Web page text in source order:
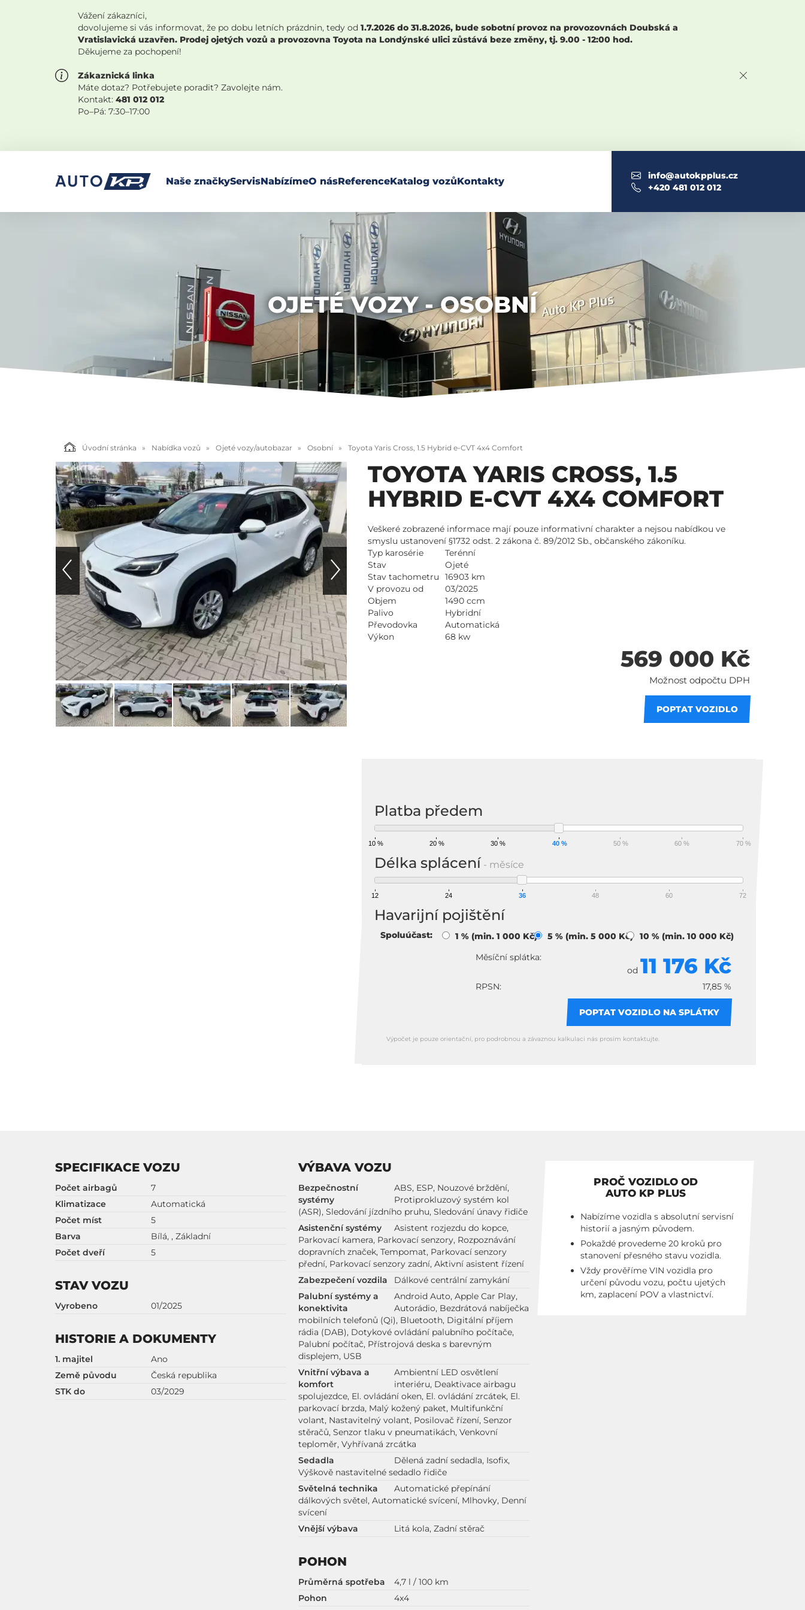
Vážení zákazníci,
dovolujeme si vás informovat, že po dobu letních prázdnin, tedy od 1.7.2026 do 31.8.2026, bude sobotní provoz na provozovnách Doubská a
Vratislavická uzavřen. Prodej ojetých vozů a provozovna Toyota na Londýnské ulici zůstává beze změny, tj. 9.00 - 12:00 hod.
Děkujeme za pochopení!
Zákaznická linka
Máte dotaz? Potřebujete poradit? Zavolejte nám.
Kontakt: 481 012 012
Po–Pá: 7:30–17:00
Naše značkyServisNabízímeO násReferenceKatalog vozůKontakty
info@autokpplus.cz
+420 481 012 012
OJETÉ VOZY - OSOBNÍ
Úvodní stránka Nabídka vozů Ojeté vozy/autobazar Osobní Toyota Yaris Cross, 1.5 Hybrid e-CVT 4x4 Comfort
TOYOTA YARIS CROSS, 1.5
HYBRID E-CVT 4X4 COMFORT
Veškeré zobrazené informace mají pouze informativní charakter a nejsou nabídkou ve
smyslu ustanovení §1732 odst. 2 zákona č. 89/2012 Sb., občanského zákoníku.
Typ karosérie
Terénní
Stav
Ojeté
Stav tachometru
16903 km
V provozu od
03/2025
Objem
1490 ccm
Palivo
Hybridní
Převodovka
Automatická
Výkon
68 kw
569 000 Kč
Možnost odpočtu DPH
POPTAT VOZIDLO
Platba předem
10 % 20 % 30 % 40 % 50 % 60 % 70 %
Délka splácení - měsíce
12 24 36 48 60 72
Havarijní pojištění
Spoluúčast: 1 % (min. 1 000 Kč) 5 % (min. 5 000 Kč)
10 % (min. 10 000 Kč)
Měsíční splátka:
od 11 176 Kč
RPSN: 17,85 %
POPTAT VOZIDLO NA SPLÁTKY
Výpočet je pouze orientační, pro podrobnou a závaznou kalkulaci nás prosím kontaktujte.
SPECIFIKACE VOZU
Počet airbagů
7
Klimatizace
Automatická
Počet míst
5
Barva
Bílá, , Základní
Počet dveří
5
STAV VOZU
Vyrobeno 01/2025
HISTORIE A DOKUMENTY
1. majitel
Ano
Země původu
Česká republika
STK do
03/2029
VÝBAVA VOZU
Bezpečnostní
systémy
ABS, ESP, Nouzové brždění,
Protiprokluzový systém kol
(ASR), Sledování jízdního pruhu, Sledování únavy řidiče
Asistenční systémy
Asistent rozjezdu do kopce,
Parkovací kamera, Parkovací senzory, Rozpoznávání
dopravních značek, Tempomat, Parkovací senzory
přední, Parkovací senzory zadní, Aktivní asistent řízení
Zabezpečení vozdila
Dálkové centrální zamykání
Palubní systémy a
konektivita
Android Auto, Apple Car Play,
Autorádio, Bezdrátová nabíječka
mobilních telefonů (Qi), Bluetooth, Digitální příjem
rádia (DAB), Dotykové ovládání palubního počítače,
Palubní počítač, Přístrojová deska s barevným
displejem, USB
Vnitřní výbava a
komfort
Ambientní LED osvětlení
interiéru, Deaktivace airbagu
spolujezdce, El. ovládání oken, El. ovládání zrcátek, El.
parkovací brzda, Malý kožený paket, Multifunkční
volant, Nastavitelný volant, Posilovač řízení, Senzor
stěračů, Senzor tlaku v pneumatikách, Venkovní
teploměr, Vyhřívaná zrcátka
Sedadla
Dělená zadní sedadla, Isofix,
Výškově nastavitelné sedadlo řidiče
Světelná technika
Automatické přepínání
dálkových světel, Automatické svícení, Mlhovky, Denní
svícení
Vnější výbava
Litá kola, Zadní stěrač
POHON
Průměrná spotřeba
4,7 l / 100 km
Pohon
4x4
PROČ VOZIDLO OD
AUTO KP PLUS
Nabízíme vozidla s absolutní servisní
historií a jasným původem.
Pokaždé provedeme 20 kroků pro
stanovení přesného stavu vozidla.
Vždy prověříme VIN vozidla pro
určení původu vozu, počtu ujetých
km, zaplacení POV a vlastnictví.